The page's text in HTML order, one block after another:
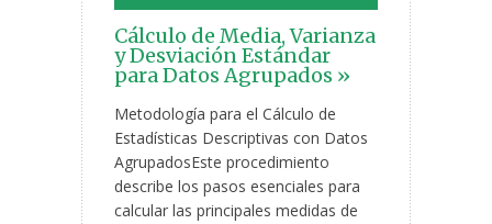
Cálculo de Media, Varianza
y Desviación Estándar
para Datos Agrupados »
Metodología para el Cálculo de
Estadísticas Descriptivas con Datos
AgrupadosEste procedimiento
describe los pasos esenciales para
calcular las principales medidas de